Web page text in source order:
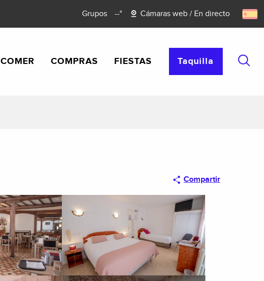
Grupos --° Cámaras web / En directo
COMER COMPRAS FIESTAS Taquilla
Compartir